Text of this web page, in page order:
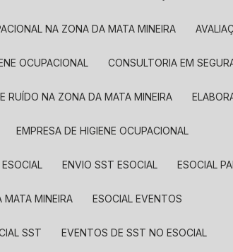
NA ZONA DA MATA MINEIRA
OCUPACIONAL CONSULTORIA EM
RUÍDO NA ZONA DA MATA MINEIRA
EMPRESA DE HIGIENE OCUPACIONAL
ESOCIAL ENVIO SST ESOCIAL ESOCIAL
MATA MINEIRA ESOCIAL EVENTOS
SST EVENTOS DE SST NO ESOCIAL